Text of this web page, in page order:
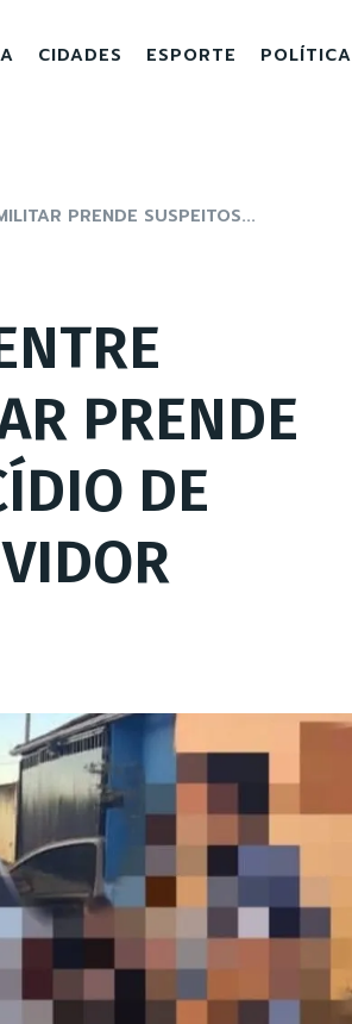
CIDADES ESPORTE POLÍTICA
PRENDE SUSPEITOS...
PRENDE
DE